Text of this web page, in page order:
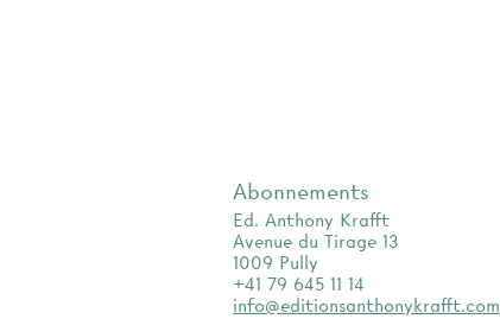
Abonnements
Ed. Anthony Krafft
Avenue du Tirage 13
1009 Pully
+41 79 645 11 14
info@editionsanthonykrafft.com